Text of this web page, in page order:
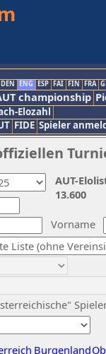
DEN ENG ESP FAI FIN FRA
championship
Elozahl
FIDE Spieler
Vorname
Burgenland
AUT-
13.600